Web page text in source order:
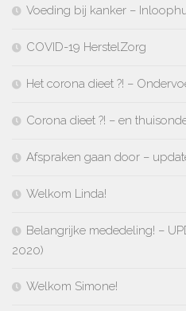
Voeding bij kanker –
COVID-19 HerstelZorg
Het corona dieet ?! –
Corona dieet ?! – en
Afspraken gaan door –
Welkom Linda!
Belangrijke mededeling! –
2020)
Welkom Simone!